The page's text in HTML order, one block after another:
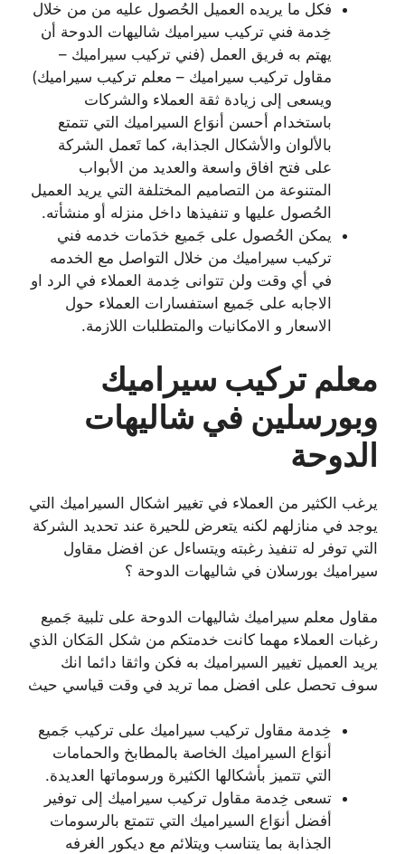
فكل ما يريده العميل الحُصول عليه من من خلال
خِدمة فني تركيب سيراميك شاليهات الدوحة أن
يهتم به فريق العمل (فني تركيب سيراميك –
مقاول تركيب سيراميك – معلم تركيب سيراميك)
ويسعى إلى زيادة ثقة العملاء والشركات
باستخدام أحسن أنوَاع السيراميك التي تتمتع
بالألوان والأشكال الجذابة، كما تَعمل الشركة
على فتح افاق واسعة والعديد من الأبواب
المتنوعة من التصاميم المختلفة التي يريد العميل
الحُصول عليها و تنفيذها داخل منزله أو منشأته.
يمكن الحُصول على جَميع خدَمات خدمه فني
تركيب سيراميك من خلال التواصل مع الخدمه
في أي وقت ولن تتوانى خِدمة العملاء في الرد او
الاجابه على جَميع استفسارات العملاء حول
الاسعار و الامكانيات والمتطلبات اللازمة.
معلم تركيب سيراميك
وبورسلين في شاليهات
الدوحة
يرغب الكثير من العملاء في تغيير اشكال السيراميك التي
يوجد في منازلهم لكنه يتعرض للحيرة عند تحديد الشركة
التي توفر له تنفيذ رغبته ويتساءل عن افضل مقاول
سيراميك بورسلان في شاليهات الدوحة ؟
مقاول معلم سيراميك شاليهات الدوحة على تلبية جَميع
رغبات العملاء مهما كانت خدمتكم من شكل المَكان الذي
يريد العميل تغيير السيراميك به فكن واثقا دائما انك
سوف تحصل على افضل مما تريد في وقت قياسي حيث
خِدمة مقاول تركيب سيراميك على تركيب جَميع
أنوَاع السيراميك الخاصة بالمطابخ والحمامات
التي تتميز بأشكالها الكثيرة ورسوماتها العديدة.
تسعى خِدمة مقاول تركيب سيراميك إلى توفير
أفضل أنوَاع السيراميك التي تتمتع بالرسومات
الجذابة بما يتناسب ويتلائم مع ديكور الغرفه